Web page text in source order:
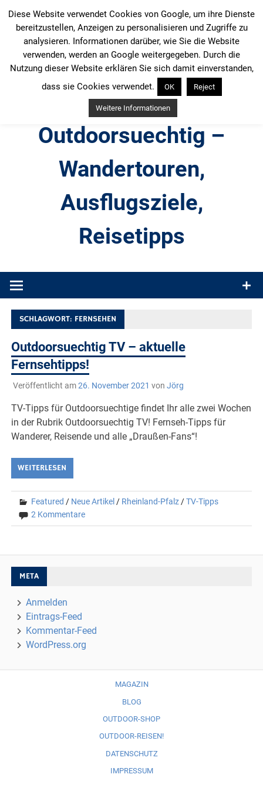
Inhalt
springen
Outdoorsuechtig –
Wandertouren,
Ausflugsziele,
Reisetipps
Produkttests und Buchrezensionen. Ein Blog für alle, die gern
SCHLAGWORT: FERNSEHEN
Outdoorsuechtig TV – aktuelle
Fernsehtipps!
Veröffentlicht am26. November 2021 von Jörg
TV-Tipps für Outdoorsuechtige findet Ihr alle zwei Wochen
in der Rubrik Outdoorsuechtig TV! Fernseh-Tipps für
Wanderer, Reisende und alle „Draußen-Fans“!
WEITERLESEN
Featured / Neue Artikel / Rheinland-Pfalz /TV-Tipps
2 Kommentare
META
Anmelden
Eintrags-Feed
Kommentar-Feed
WordPress.org
MAGAZIN
BLOG
OUTDOOR-SHOP
OUTDOOR-REISEN!
DATENSCHUTZ
IMPRESSUM
Diese Website verwendet Cookies von Google, um ihre Dienste
bereitzustellen, Anzeigen zu personalisieren und Zugriffe zu
analysieren. Informationen darüber, wie Sie die Website
verwenden, werden an Google weitergegeben. Durch die
Nutzung dieser Website erklären Sie sich damit einverstanden,
dass sie Cookies verwendet.
OK Reject
Weitere Informationen